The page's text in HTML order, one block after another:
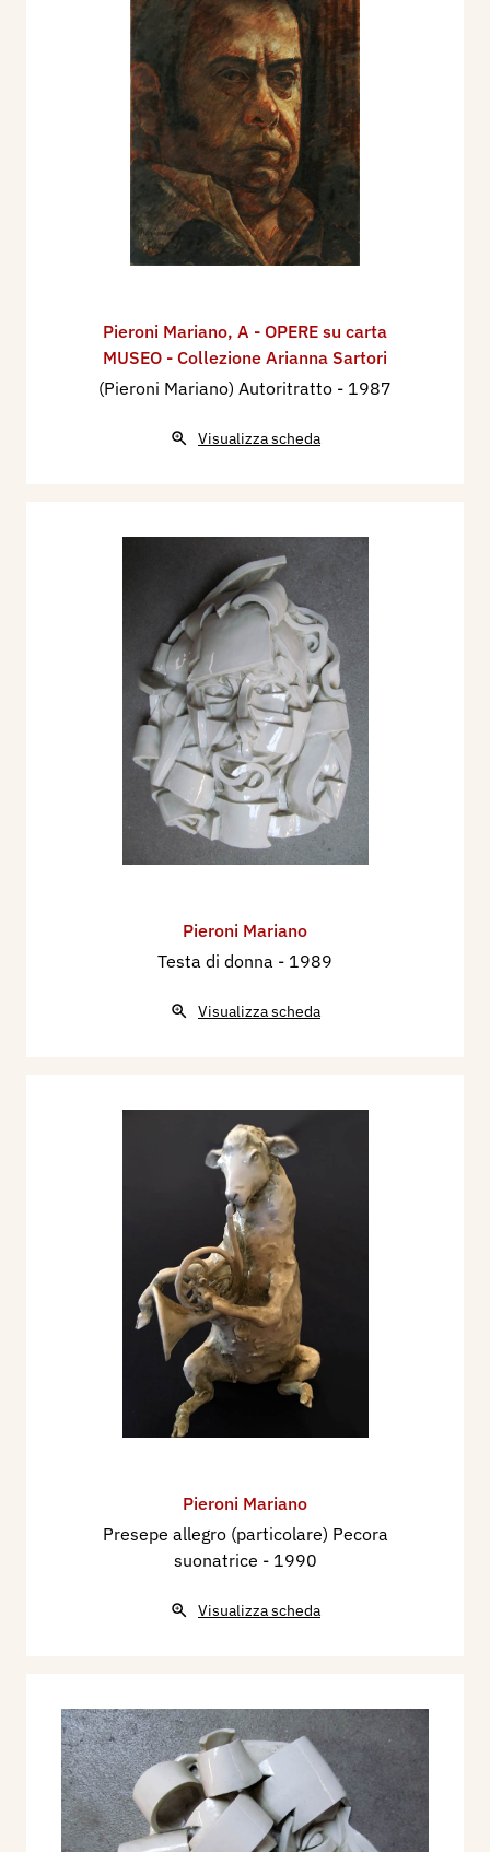
Pieroni Mariano, A - OPERE su carta
MUSEO - Collezione Arianna Sartori
(Pieroni Mariano) Autoritratto - 1987
Visualizza scheda
Pieroni Mariano
Testa di donna - 1989
Visualizza scheda
Pieroni Mariano
Presepe allegro (particolare) Pecora
suonatrice - 1990
Visualizza scheda